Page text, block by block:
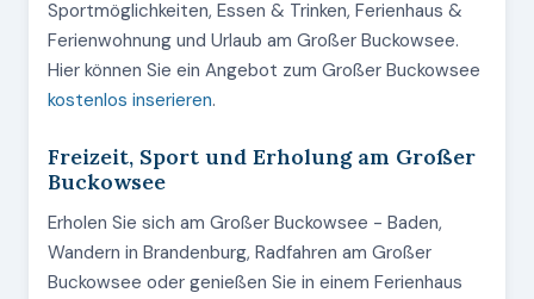
Sportmöglichkeiten, Essen & Trinken, Ferienhaus &
Ferienwohnung und Urlaub am Großer Buckowsee.
Hier können Sie ein Angebot zum Großer Buckowsee
kostenlos inserieren.
Freizeit, Sport und Erholung am Großer
Buckowsee
Erholen Sie sich am Großer Buckowsee - Baden,
Wandern in Brandenburg, Radfahren am Großer
Buckowsee oder genießen Sie in einem Ferienhaus